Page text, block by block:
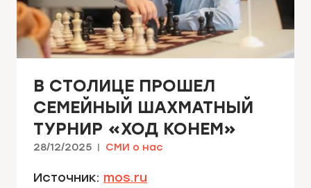
В СТОЛИЦЕ ПРОШЕЛ
СЕМЕЙНЫЙ ШАХМАТНЫЙ
ТУРНИР «ХОД КОНЕМ»
28/12/2025 СМИ о нас
Источник: mos.ru